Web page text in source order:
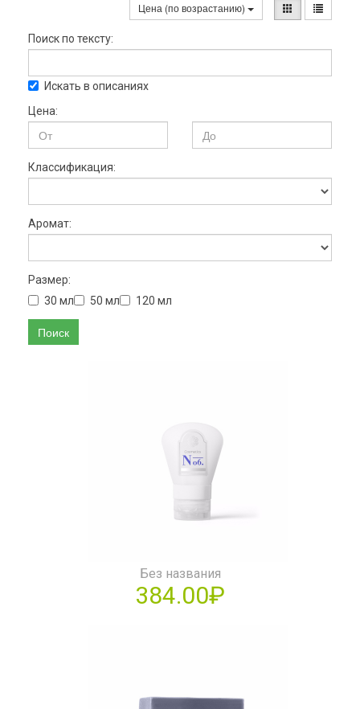
Цена (по возрастанию)
Поиск по тексту:
Искать в описаниях
Цена:
Классификация:
Аромат:
Размер:
30 мл
50 мл 120 мл
Поиск
Без названия
384.00₽